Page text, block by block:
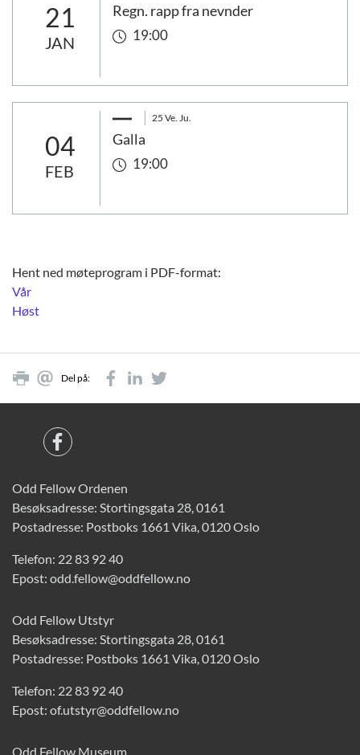
21
JAN
Regn. rapp fra nevnder
19:00
04
FEB
25 Ve. Ju.
Galla
19:00
Hent ned møteprogram i PDF-format:
Vår
Høst
Del på:
Odd Fellow Ordenen
Besøksadresse: Stortingsgata 28, 0161
Postadresse: Postboks 1661 Vika, 0120 Oslo
Telefon: 22 83 92 40
Epost: odd.fellow@oddfellow.no
Odd Fellow Utstyr
Besøksadresse: Stortingsgata 28, 0161
Postadresse: Postboks 1661 Vika, 0120 Oslo
Telefon: 22 83 92 40
Epost: of.utstyr@oddfellow.no
Odd Fellow Museum